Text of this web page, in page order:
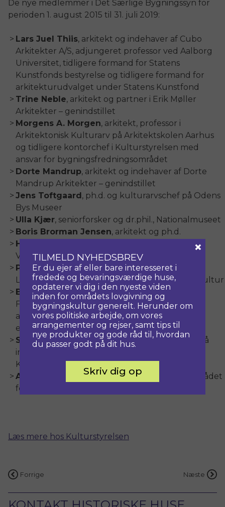
De nye medlemmer i Det Særlige Bygningssyn for
perioden 1. august 2015 til 31. juli 2019:
Lars Juel Thiis, arkitekt og indehaver af Cubo
Arkitekter A/S, adjungeret professor ved Aalborg
Universitet, tidligere formand for Statens
Kunstfonds bestyrelse og tidligere formand for
arkitekturudvalget under Statens Kunstfond
Trine Neble, arkitekt og partner i Erik Møller
Arkitekter – genindstillet
Morgens A. Morgen, arkitekt, professor i
Arkitektonisk Kulturarv på Arkitektskolen Aarhus
og tidligere kontorchef i Kulturstyrelsen med
ansvar for bygningsfredningsområdet
Dorte Mandrup, arkitekt og indehaver af Dorte
Mandrup Arkitekter – genindstillet
Jens Toftgaard , ph.d. og kulturarvschef på Odens
Bys Museer
Ulla Kjær, seniorforsker og dr.phil., Nationalmuseet
Boris Brorman Jensen, arkitekt og ph.d.
Holger Bisgaard
Vækstministeriet
Peter Hee, arkitekt og formand for
Landsforeningen for Bygnings- og Landskabskultur
Birthe Iuel, formand for Bygnings Frednings
Foreningen BYFO, sammenslutningen af ejere,
administratorer og brugere af private fredede
ejendomme i Danmark, – genindstillet
Steen Høyer, landskabsarkitekt og professor på
institut for Bygningskunst – By og Landskab på
KADK – genindstillet.
Anja Kongsdal
, selvstændig og medlem af byrådet
for Venstre i Nyborg – genindstillet.
Læs mere hos Kulturstyrelsen
Indlægsnavigation
Forrige Næste
TILMELD NYHEDSBREV
Er du ejer af eller bare interesseret i
fredede og bevaringsværdige huse,
opdaterer vi dig i den nyeste viden
inden for områdets lovgivning og
bygningskultur generelt. Herunder om
vores politiske arbejde, om vores
arrangementer og rejser, samt tips til
nye produkter og gode råd til, hvordan
du passer godt på dit hus.
Skriv dig op
×